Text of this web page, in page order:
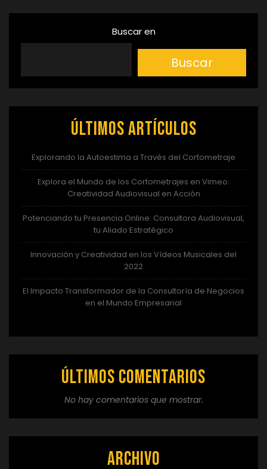
Buscar en
Buscar
Últimos artículos
Explorando la Autoestima a Través del Cortometraje
Explora el Mundo de los Cortometrajes en Vimeo:
Creatividad Audiovisual en Acción
Potenciando tu Presencia Online: Consultora Audiovisual,
tu Aliado Estratégico
Innovación y Creatividad en los Vídeos Musicales del
2022
El Impacto Transformador de la Consultoría de Negocios
en el Mundo Empresarial
Últimos comentarios
No hay comentarios que mostrar.
Archivo